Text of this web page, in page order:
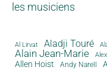
les musiciens
Al Lirvat Aladji Touré
Alain Jean-Marie
Allen Hoist Andy Narell